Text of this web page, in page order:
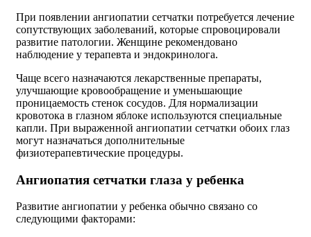
При появлении ангиопатии сетчатки потребуется лечение
сопутствующих заболеваний, которые спровоцировали
развитие патологии. Женщине рекомендовано
наблюдение у терапевта и эндокринолога.
Чаще всего назначаются лекарственные препараты,
улучшающие кровообращение и уменьшающие
проницаемость стенок сосудов. Для нормализации
кровотока в глазном яблоке используются специальные
капли. При выраженной ангиопатии сетчатки обоих глаз
могут назначаться дополнительные
физиотерапевтические процедуры.
Ангиопатия сетчатки глаза у ребенка
Развитие ангиопатии у ребенка обычно связано со
следующими факторами: